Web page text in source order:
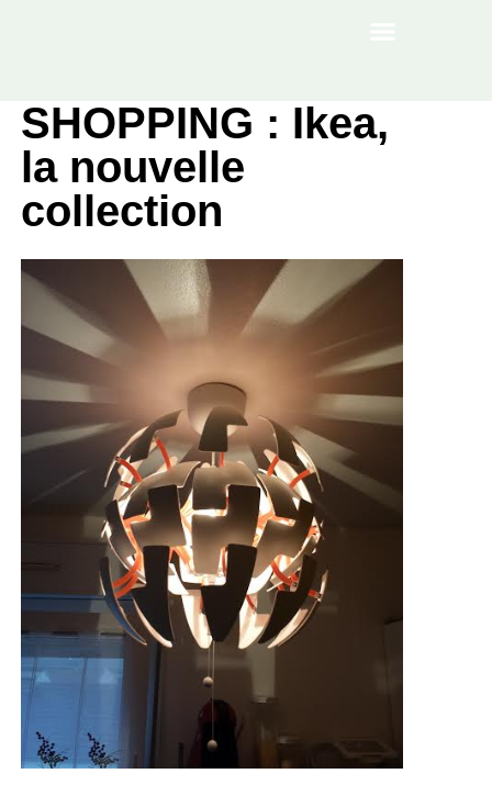
SHOPPING : Ikea,
la nouvelle
collection